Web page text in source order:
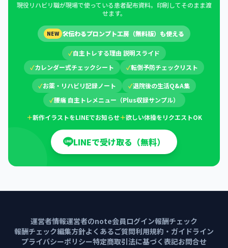
現役リハビリ職が現場で使っている患者配布資料。印刷してそのまま渡
せます。
NEW 🛠伝わるプロンプト工房（無料版）も使える
✓自主トレする理由 説明スライド
✓カレンダー式チェックシート ✓転倒予防チェックリスト
✓お薬・リハビリ記録ノート ✓退院後の生活Q&A集
✓腰痛 自主トレメニュー（Plus収録サンプル）
＋新作イラストをLINEでお知らせ＋欲しい体操をリクエストOK
LINEで受け取る（無料）
運営者情報運営者のnote会員ログイン報酬チェック
報酬チェック編集方針よくあるご質問利用規約・ガイドライン
プライバシーポリシー特定商取引法に基づく表記お問合せ